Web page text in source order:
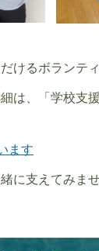
けるボランテ
は、「学校支
ます
に支えてみま